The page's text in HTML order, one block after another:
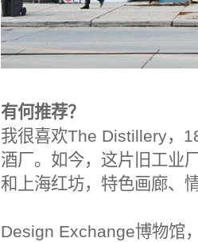
有何推荐？
我很喜欢The Distillery，
酒厂。如今，这片旧工业
和上海红坊，特色画廊、
Design Exchange博物馆